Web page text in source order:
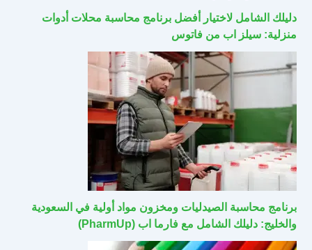
دليلك الشامل لاختيار أفضل برنامج محاسبة محلات أدوات
منزلية: سيلز اب من فاتوس
برنامج محاسبة الصيدليات ومخزون مواد أولية في السعودية
والخليج: دليلك الشامل مع فارما اب (PharmUp)